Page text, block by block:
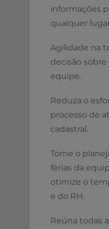
informações
qualquer
Agilidade na
decisão sobre
equipe.
Reduza o
processo de
cadastral.
Torne o
férias da
otimize o
e do RH.
Reúna todas